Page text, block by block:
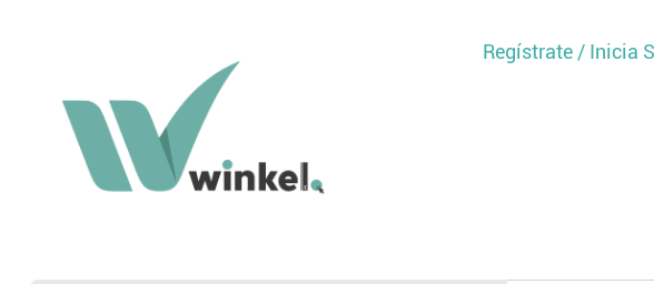
Regístrate / Inicia